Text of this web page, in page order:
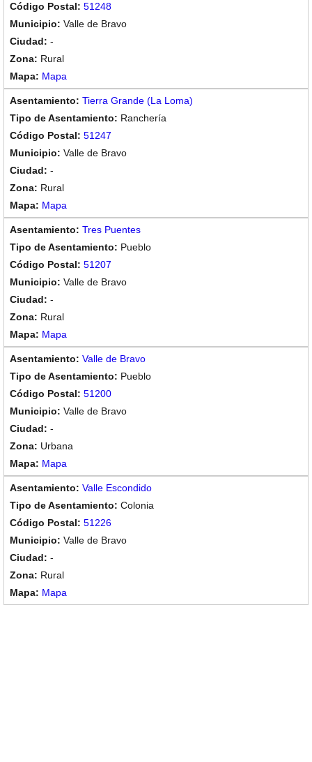
51248
Valle de Bravo
-
Rural
Mapa
Tierra Grande (La Loma)
Ranchería
51247
Valle de Bravo
-
Rural
Mapa
Tres Puentes
Pueblo
51207
Valle de Bravo
-
Rural
Mapa
Valle de Bravo
Pueblo
51200
Valle de Bravo
-
Urbana
Mapa
Valle Escondido
Colonia
51226
Valle de Bravo
-
Rural
Mapa